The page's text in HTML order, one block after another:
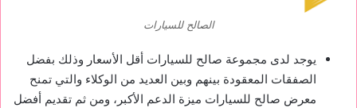
الصالح للسيارات
يوجد لدى مجموعة صالح للسيارات أقل الأسعار وذلك بفضل
الصفقات المعقودة بينهم وبين العديد من الوكلاء والتي تمنح
معرض صالح للسيارات ميزة الدعم الأكبر، ومن ثم تقديم أفضل